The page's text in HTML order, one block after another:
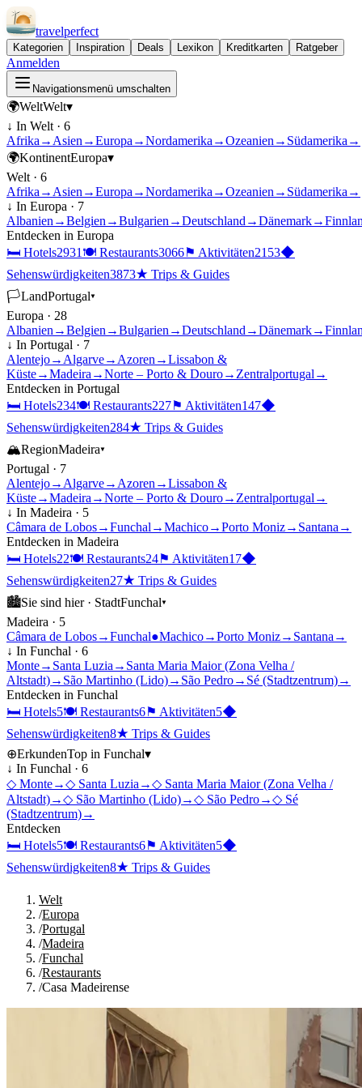
travelperfect
Kategorien Inspiration Deals Lexikon Kreditkarten Ratgeber
Anmelden
Navigationsmenü umschalten
🌍WeltWelt▾
↓ In Welt · 6
Afrika → Asien →Europa →Nordamerika →Ozeanien → Südamerika →
🌍KontinentEuropa▾
Welt · 6
Afrika → Asien →Europa →Nordamerika →Ozeanien → Südamerika →
↓ In Europa · 7
Albanien →Belgien →Bulgarien →Deutschland →Dänemark→
Entdecken in Europa
🛏 Hotels2931 🍽 Restaurants3066⚑ Aktivitäten2153◆
Sehenswürdigkeiten3873★ Trips & Guides
🏳LandPortugal▾
Europa · 28
Albanien →Belgien →Bulgarien →Deutschland →Dänemark→
↓ In Portugal · 7
Alentejo→ Algarve→ Azoren →Lissabon &
Küste→Madeira →Norte – Porto & Douro→ Zentralportugal →
Entdecken in Portugal
🛏 Hotels234🍽 Restaurants227⚑ Aktivitäten147◆
Sehenswürdigkeiten284★ Trips & Guides
🏔RegionMadeira▾
Portugal · 7
Alentejo→ Algarve→ Azoren →Lissabon &
Küste→Madeira →Norte – Porto & Douro→ Zentralportugal →
↓ In Madeira · 5
Câmara de Lobos→Funchal →Machico→Porto Moniz→ Santana →
Entdecken in Madeira
🛏 Hotels22🍽 Restaurants24⚑ Aktivitäten17◆
Sehenswürdigkeiten27★ Trips & Guides
🏙Sie sind hier · StadtFunchal▾
Madeira · 5
Câmara de Lobos→Funchal●Machico→Porto Moniz→ Santana →
↓ In Funchal · 6
Monte→ Santa Luzia → Santa Maria Maior (Zona Velha /
Altstadt)→ São Martinho (Lido)→ São Pedro→ Sé (Stadtzentrum)→
Entdecken in Funchal
🛏 Hotels5🍽 Restaurants6⚑ Aktivitäten5◆
Sehenswürdigkeiten8★ Trips & Guides
⊕ErkundenTop in Funchal▾
↓ In Funchal · 6
◇ Monte→◇ Santa Luzia →◇ Santa Maria Maior (Zona Velha /
Altstadt)→◇ São Martinho (Lido)→◇ São Pedro→◇ Sé
(Stadtzentrum)→
Entdecken
🛏 Hotels5🍽 Restaurants6⚑ Aktivitäten5◆
Sehenswürdigkeiten8★ Trips & Guides
Welt
/Europa
/Portugal
/Madeira
/Funchal
/Restaurants
/Casa Madeirense